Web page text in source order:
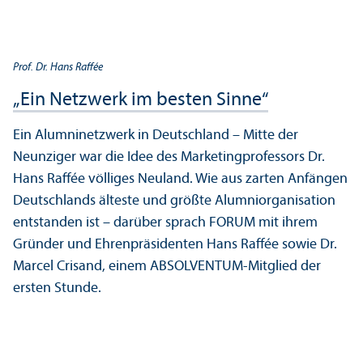
Prof. Dr. Hans Raffée
„Ein Netzwerk im besten Sinne“
Ein Alumni­netzwerk in Deutschland – Mitte der
Neunziger war die Idee des Marketingprofessors Dr.
Hans Raffée völliges Neuland. Wie aus zarten Anfängen
Deutschlands älteste und größte Alumni­organisation
entstanden ist – darüber sprach FORUM mit ihrem
Gründer und Ehrenpräsidenten Hans Raffée sowie Dr.
Marcel Crisand, einem ABSOLVENTUM-Mitglied der
ersten Stunde.